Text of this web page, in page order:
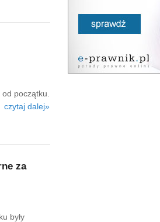
początku.
czytaj dalej»
za
były